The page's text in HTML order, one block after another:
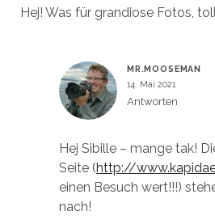
Hej! Was für grandiose Fotos,
MR.MOOSEMAN
14. Mai 2021
Antworten
Hej Sibille – mange tak!
Seite (http://
einen Besuch wert!!!)
nach!